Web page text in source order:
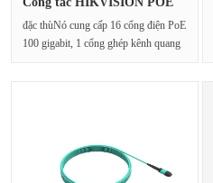
đặc thùNó cung cấp 16 cổng điện PoE
100 gigabit, 1 cổng ghép kênh quang